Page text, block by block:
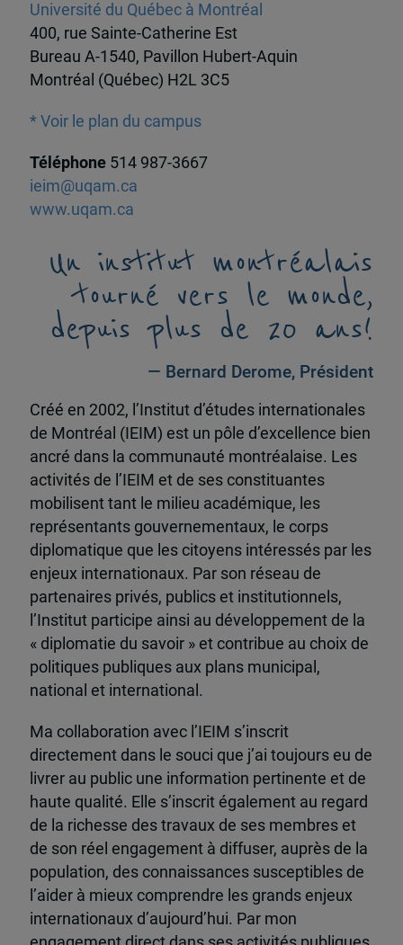
Université du Québec à Montréal
400, rue Sainte-Catherine Est
Bureau A-1540, Pavillon Hubert-Aquin
Montréal (Québec) H2L 3C5
* Voir le plan du campus
Téléphone 514 987-3667
ieim@uqam.ca
www.uqam.ca
Un institut montréalais
tourné vers le monde,
depuis plus de 20 ans!
— Bernard Derome, Président
Créé en 2002, l’Institut d’études internationales
de Montréal (IEIM) est un pôle d’excellence bien
ancré dans la communauté montréalaise. Les
activités de l’IEIM et de ses constituantes
mobilisent tant le milieu académique, les
représentants gouvernementaux, le corps
diplomatique que les citoyens intéressés par les
enjeux internationaux. Par son réseau de
partenaires privés, publics et institutionnels,
l’Institut participe ainsi au développement de la
« diplomatie du savoir » et contribue au choix de
politiques publiques aux plans municipal,
national et international.
Ma collaboration avec l’IEIM s’inscrit
directement dans le souci que j’ai toujours eu de
livrer au public une information pertinente et de
haute qualité. Elle s’inscrit également au regard
de la richesse des travaux de ses membres et
de son réel engagement à diffuser, auprès de la
population, des connaissances susceptibles de
l’aider à mieux comprendre les grands enjeux
internationaux d’aujourd’hui. Par mon